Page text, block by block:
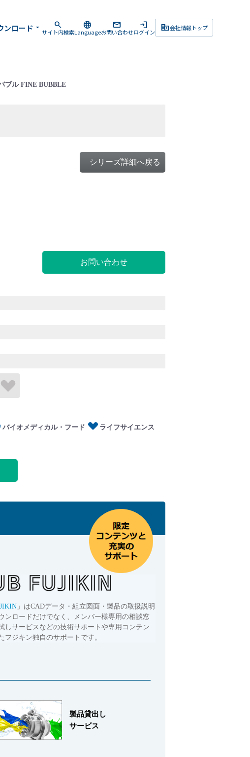
corporate_fare会社情報トップ
search
サイト内検索
language
Language
mail
お問い合わせ
login
ログイン
ンロード arrow_drop_down
ブル FINE BUBBLE
シリーズ詳細へ戻る
お問い合わせ
イオメディカル・フード
バイオメディカル・フード ライフサイエンス
」はCADデータ・組立図面・製品の取扱説明
ンロードだけでなく、メンバー様専用の相談窓
しサービスなどの技術サポートや専用コンテン
フジキン独自のサポートです。
製品貸出し
サービス